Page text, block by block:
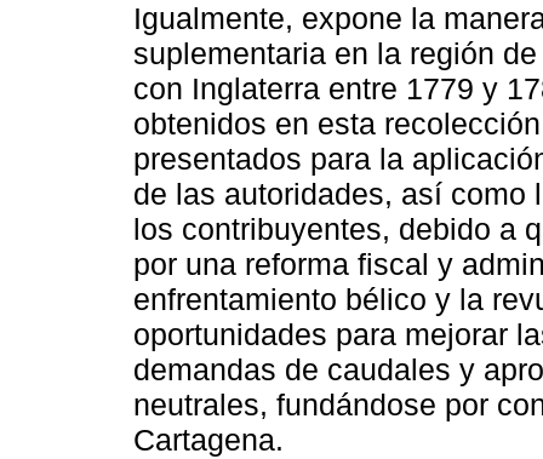
Igualmente, expone la
suplementaria en la región
con Inglaterra entre 1779 y
obtenidos en esta
presentados para la
de las autoridades, así como
los contribuyentes, debido a
por una reforma fiscal y
enfrentamiento bélico y la
oportunidades para mejorar
demandas de caudales y
neutrales, fundándose por
Cartagena.